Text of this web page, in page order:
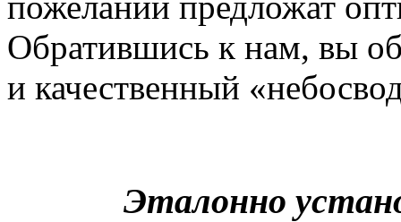
Обратившись к нам, вы
и качественный
Эталонно